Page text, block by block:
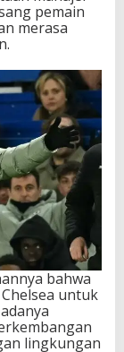
pemain
merasa
bahwa
untuk
lingkungan